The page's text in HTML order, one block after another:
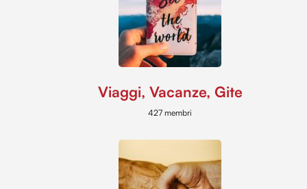
Viaggi, Vacanze, Gite
427 membri